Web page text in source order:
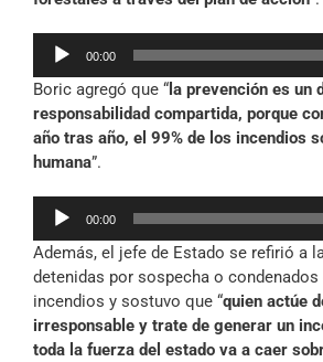
Reproductor
audio
00:00
Boric agregó que “ la prevención es un
responsabilidad compartida, porque
año tras año, el 99% de los incendios
humana”.
Reproductor
audio
00:00
Además, el jefe de Estado se refirió a
detenidas por sospecha o condenados
incendios y sostuvo que “quien actúe
irresponsable y trate de generar un
toda la fuerza del estado va a caer